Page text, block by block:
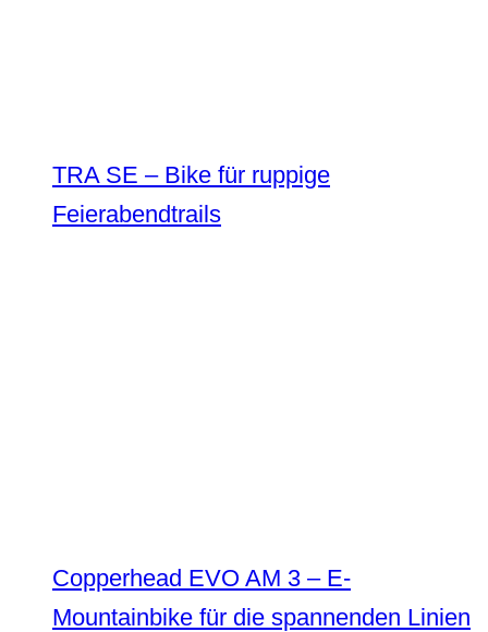
TRA SE – Bike für ruppige
Feierabendtrails
Copperhead EVO AM 3 – E-
Mountainbike für die spannenden Linien